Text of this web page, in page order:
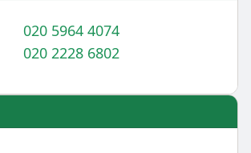
020 5964 4074
020 2228 6802